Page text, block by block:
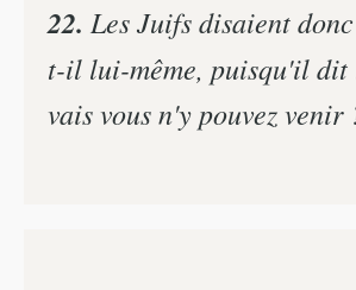
22. Les Juifs disaient
t-il lui-même, puisqu'il dit
vais vous n'y pouvez venir